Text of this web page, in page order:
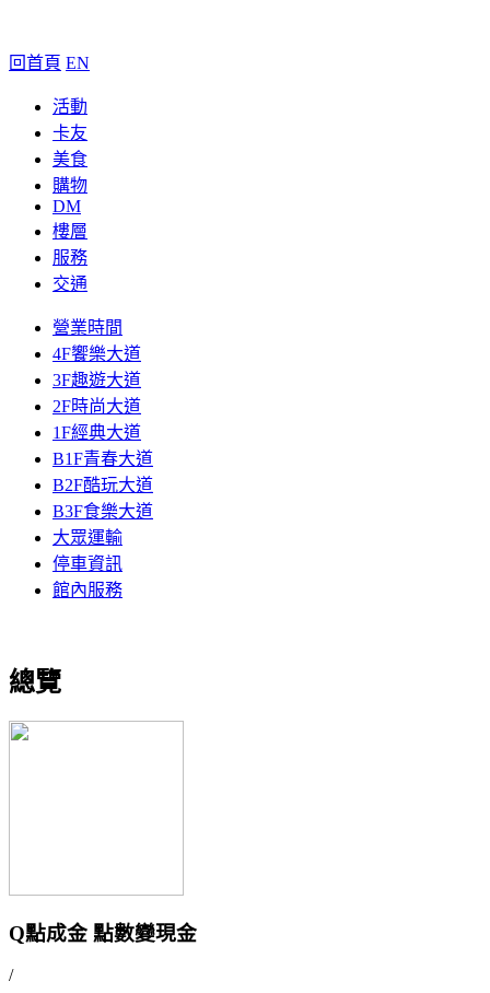
回首頁 EN
活動
卡友
美食
購物
DM
樓層
服務
交通
營業時間
4F饗樂大道
3F趣遊大道
2F時尚大道
1F經典大道
B1F青春大道
B2F酷玩大道
B3F食樂大道
大眾運輸
停車資訊
館內服務
總覽
Q點成金 點數變現金
/